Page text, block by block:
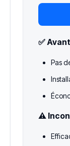
✅
Pas
⚠️